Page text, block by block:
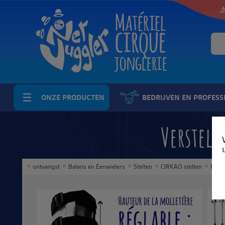
ONZE PRODUCTEN BEDRIJVEN EN
ontvangst Balans en Eenwielers Stelten CIRKAO stelten